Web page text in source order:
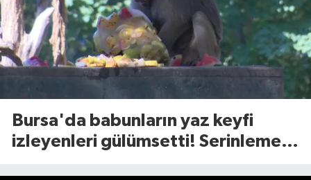
Bursa'da babunların yaz keyfi
izleyenleri gülümsetti! Serinleme